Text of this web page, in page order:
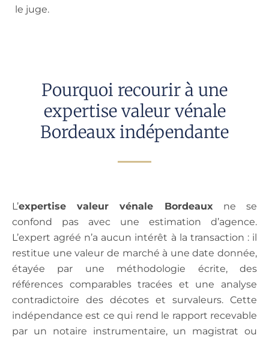
le juge.
Pourquoi recourir à une
expertise valeur vénale
Bordeaux indépendante
L’expertise valeur vénale Bordeauxne se
confond pas avec une estimation d’agence.
L’expert agréé n’a aucun intérêt à la transaction : il
restitue une valeur de marché à une date donnée,
étayée par une méthodologie écrite, des
références comparables tracées et une analyse
contradictoire des décotes et survaleurs. Cette
indépendance est ce qui rend le rapport recevable
par un notaire instrumentaire, un magistrat ou